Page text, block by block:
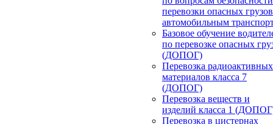
перевозки опасных грузов
автомобильным
Базовое обучение
по перевозке опасных
(ДОПОГ)
Перевозка радиоактивных
материалов класса 7
(ДОПОГ)
Перевозка веществ и
изделий класса 1
Перевозка в цистернах